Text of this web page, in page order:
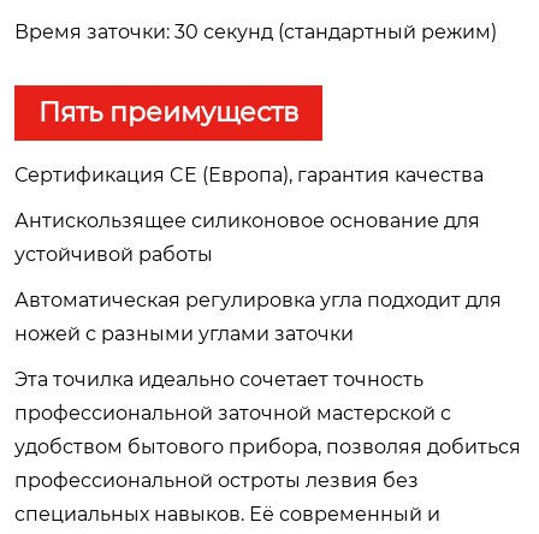
Время заточки: 30 секунд (стандартный режим)
Пять преимуществ
Сертификация CE (Европа), гарантия качества
Антискользящее силиконовое основание для
устойчивой работы
Автоматическая регулировка угла подходит для
ножей с разными углами заточки
Эта точилка идеально сочетает точность
профессиональной заточной мастерской с
удобством бытового прибора, позволяя добиться
профессиональной остроты лезвия без
специальных навыков. Её современный и